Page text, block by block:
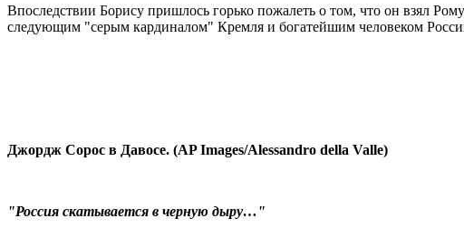
Впоследствии Борису пришлось горько пожалеть о том, что он взял
следующим "серым кардиналом" Кремля и богатейшим человеком
Джордж Сорос в Давосе. (AP Images/Alessandro della Valle)
"Россия скатывается в черную дыру…"